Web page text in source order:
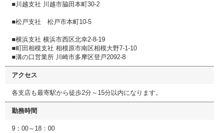
■川越支社 川越市脇田本町30-2
■松戸支社 松戸市本町10-5
■横浜支社 横浜市西区北幸2-8-19
■町田相模支社 相模原市南区相模大野7-1-10
■溝の口営業所 川崎市多摩区登戸2092-8
アクセス
各支店も最寄駅から徒歩2分～15分以内になります。
勤務時間
9：00～18：00